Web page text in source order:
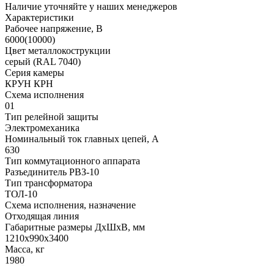
Наличие уточняйте у наших менеджеров
Характеристики
Рабочее напряжение, В
6000(10000)
Цвет металлокострукции
серый (RAL 7040)
Серия камеры
КРУН КРН
Схема исполнения
01
Тип релейной защиты
Электромеханика
Номинальный ток главных цепей, А
630
Тип коммутационного аппарата
Разъединитель РВЗ-10
Тип трансформатора
ТОЛ-10
Схема исполнения, назначение
Отходящая линия
Габаритные размеры ДхШхВ, мм
1210x990x3400
Масса, кг
1980